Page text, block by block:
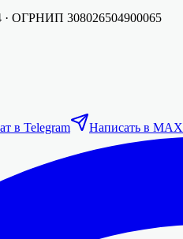
· ОГРНИП 308026504900065
в Telegram Написать в MAX